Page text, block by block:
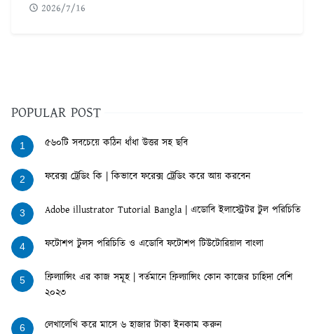
2026/7/16
POPULAR POST
1 ৫৬০টি সবচেয়ে কঠিন ধাঁধা উত্তর সহ ছবি
2 ফরেক্স ট্রেডিং কি | কিভাবে ফরেক্স ট্রেডিং করে আয় করবেন
3 Adobe illustrator Tutorial Bangla | এডোবি ইলাস্ট্রেটর টুল পরিচিতি
4 ফটোশপ টুলস পরিচিতি ও এডোবি ফটোশপ টিউটোরিয়াল বাংলা
5
ফ্রিল্যান্সিং এর কাজ সমূহ | বর্তমানে ফ্রিল্যান্সিং কোন কাজের চাহিদা বেশি
২০২৩
6 লেখালেখি করে মাসে ৬ হাজার টাকা ইনকাম করুন